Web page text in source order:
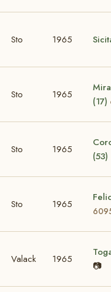
Sto 1965
Sto 1965
(17)
Sto 1965
(53)
Sto 1965
Valack 1965
📷